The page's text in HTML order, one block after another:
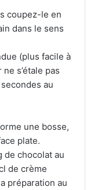
coupez-le en
dans le sens
(plus facile à
s’étale pas
au
une bosse,
plate.
de chocolat au
de crème
préparation au